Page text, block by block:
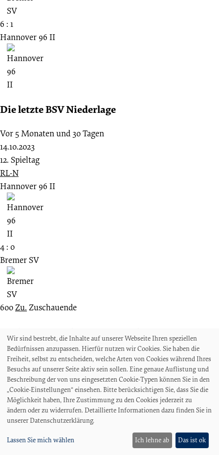
6 : 1
Hannover 96 II
Die letzte BSV Niederlage
Vor 5 Monaten und 30 Tagen
14.10.2023
12. Spieltag
RL-N
Hannover 96 II
4 : 0
Bremer SV
600Zu. Zuschauende
Die letzten Spiele gegeneinander
Filter: Alle SpielePunktspielePokalspieleRelegationsspiele
HallenspieleFreundschaftsspieleErgebnis nicht bekannt
13.04.2024
29. Spieltag
RL-N
Bremer SV
Wir sind bestrebt, die Inhalte auf unserer Webseite Ihren speziellen
Bedürfnissen anzupassen. Hierfür nutzen wir Cookies. Sie haben die
Freiheit, selbst zu entscheiden, welche Arten von Cookies während Ihres
Besuchs auf unserer Seite aktiv sein sollen. Eine genaue Auflistung und
Beschreibung der von uns eingesetzten Cookie-Typen können Sie in den
„Cookie-Einstellungen“ einsehen. Bitte berücksichtigen Sie, dass Sie die
Möglichkeit haben, Ihre Zustimmung zu den Cookies jederzeit zu
ändern oder zu widerrufen. Detaillierte Informationen dazu finden Sie in
unserer Datenschutzerklärung.
Lassen Sie mich wählen Ich lehne ab Das ist ok